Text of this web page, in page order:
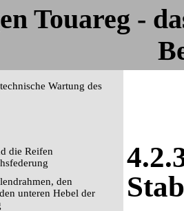
Touareg -
Wartung des
die Reifen
den
unteren Hebel der